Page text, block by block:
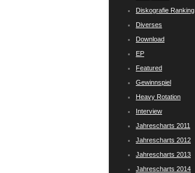
Diskografie Ranking
Diverses
Download
EP
Featured
Gewinnspiel
Heavy Rotation
Interview
Jahrescharts 2011
Jahrescharts 2012
Jahrescharts 2013
Jahrescharts 2014